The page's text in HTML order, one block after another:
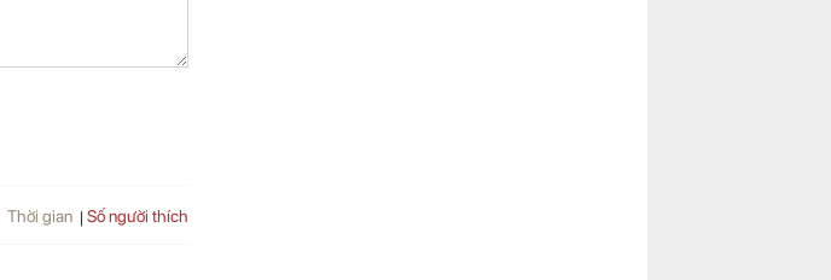
Thời gian Số người thích